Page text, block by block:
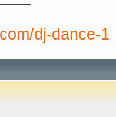
dj-dance-1